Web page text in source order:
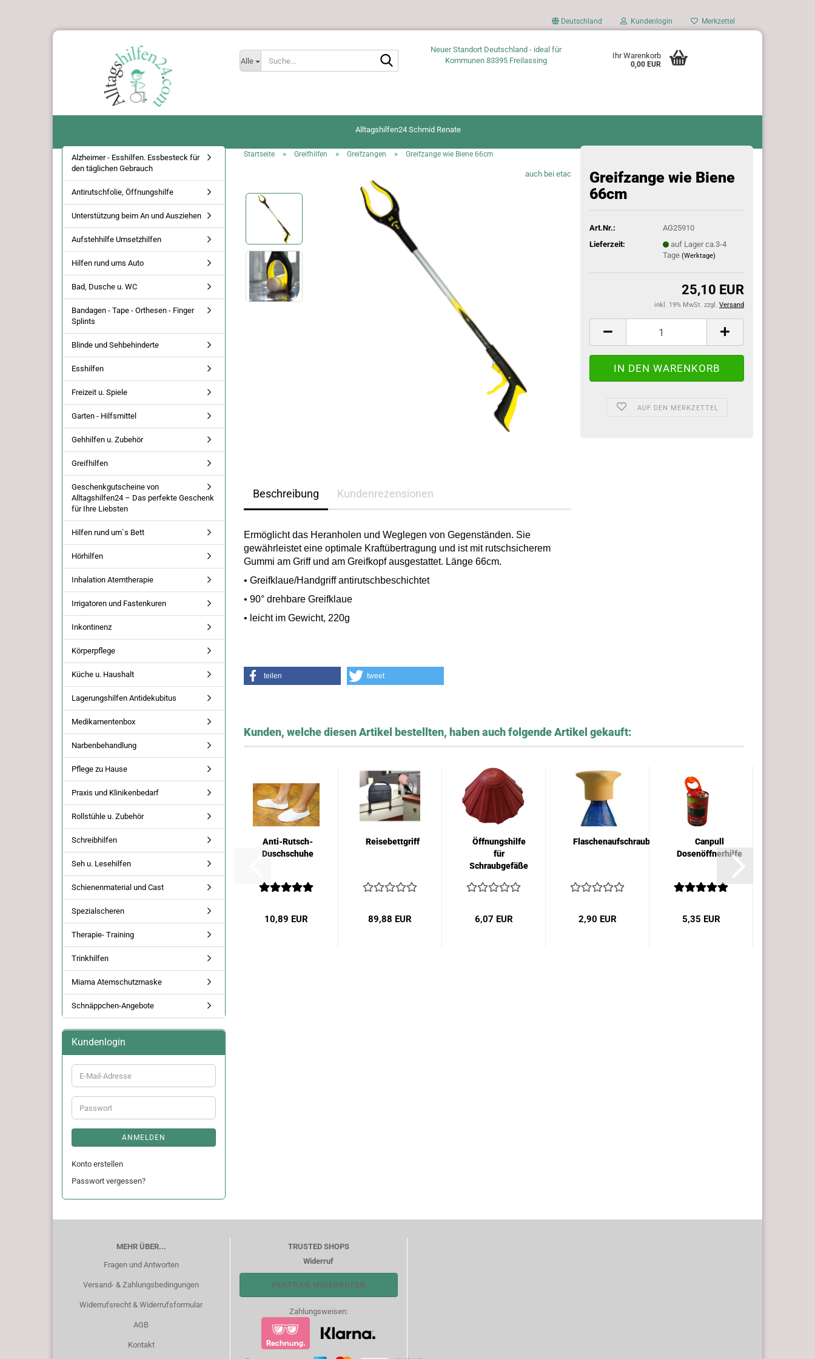
Deutschland Kundenlogin Merkzettel
Alle
Neuer Standort Deutschland - ideal für
Kommunen 83395 Freilassing
Ihr Warenkorb
0,00 EUR
Alltagshilfen24 Schmid Renate
Startseite » Greifhilfen » Greifzangen » Greifzange wie Biene 66cm
auch bei etac
Greifzange wie Biene
66cm
Art.Nr.:
AG25910
Lieferzeit:
auf Lager ca.3-4
Tage(Werktage)
25,10 EUR
inkl. 19% MwSt. zzgl. Versand
AUF DEN MERKZETTEL
Beschreibung Kundenrezensionen
Ermöglicht das Heranholen und Weglegen von Gegenständen. Sie
gewährleistet eine optimale Kraftübertragung und ist mit rutschsicherem
Gummi am Griff und am Greifkopf ausgestattet. Länge 66cm.
• Greifklaue/Handgriff antirutschbeschichtet
• 90° drehbare Greifklaue
• leicht im Gewicht, 220g
teilen tweet
Kunden, welche diesen Artikel bestellten, haben auch folgende Artikel gekauft:
Anti-Rutsch-
Duschschuhe
10,89 EUR
Reisebettgriff
89,88 EUR
Öffnungshilfe
für
Schraubgefäße
6,07 EUR
Flaschenaufschrauber
2,90 EUR
Canpull
Dosenöffnerhilfe
5,35 EUR
Alzheimer - Esshilfen. Essbesteck für
den täglichen Gebrauch
Antirutschfolie, Öffnungshilfe
Unterstützung beim An und Ausziehen
Aufstehhilfe Umsetzhilfen
Hilfen rund ums Auto
Bad, Dusche u. WC
Bandagen - Tape - Orthesen - Finger
Splints
Blinde und Sehbehinderte
Esshilfen
Freizeit u. Spiele
Garten - Hilfsmittel
Gehhilfen u. Zubehör
Greifhilfen
Geschenkgutscheine von
Alltagshilfen24 – Das perfekte Geschenk
für Ihre Liebsten
Hilfen rund um`s Bett
Hörhilfen
Inhalation Atemtherapie
Irrigatoren und Fastenkuren
Inkontinenz
Körperpflege
Küche u. Haushalt
Lagerungshilfen Antidekubitus
Medikamentenbox
Narbenbehandlung
Pflege zu Hause
Praxis und Klinikenbedarf
Rollstühle u. Zubehör
Schreibhilfen
Seh u. Lesehilfen
Schienenmaterial und Cast
Spezialscheren
Therapie- Training
Trinkhilfen
Miama Atemschutzmaske
Schnäppchen-Angebote
Kundenlogin
E-
Mail-
Adresse
Passwort
ANMELDEN
Konto erstellen
Passwort vergessen?
MEHR ÜBER...
Fragen und Antworten
Versand- & Zahlungsbedingungen
Widerrufsrecht & Widerrufsformular
AGB
Kontakt
TRUSTED SHOPS
Widerruf
VERTRAG WIDERRUFEN
Zahlungsweisen: